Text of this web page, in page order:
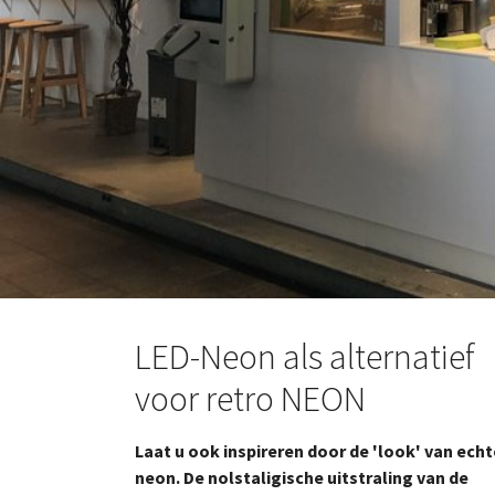
LED-Neon als alternatief
voor retro NEON
Laat u ook inspireren door de 'look' van
neon. De nolstaligische uitstraling van de